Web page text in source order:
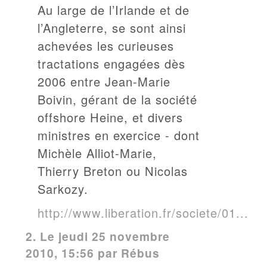
Au large de l’Irlande et de
l’Angleterre, se sont ainsi
achevées les curieuses
tractations engagées dès
2006 entre Jean-Marie
Boivin, gérant de la société
offshore Heine, et divers
ministres en exercice - dont
Michèle Alliot-Marie,
Thierry Breton ou Nicolas
Sarkozy.
http://www.liberation.fr/societe/01...
2. Le jeudi 25 novembre
2010, 15:56 par Rébus